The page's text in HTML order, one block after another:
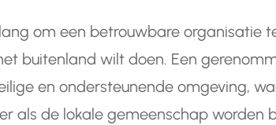
om een betrouwbare organisatie
buitenland wilt doen. Een
en ondersteunende omgeving,
als de lokale gemeenschap worden